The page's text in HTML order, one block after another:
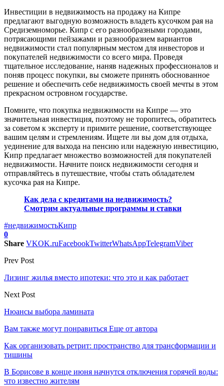
Инвестиции в недвижимость на продажу на Кипре
предлагают выгодную возможность владеть кусочком рая на
Средиземноморье. Кипр с его разнообразными городами,
потрясающими пейзажами и разнообразием вариантов
недвижимости стал популярным местом для инвесторов и
покупателей недвижимости со всего мира. Проведя
тщательное исследование, наняв надежных профессионалов и
поняв процесс покупки, вы сможете принять обоснованное
решение и обеспечить себе недвижимость своей мечты в этом
прекрасном островном государстве.
Помните, что покупка недвижимости на Кипре — это
значительная инвестиция, поэтому не торопитесь, обратитесь
за советом к эксперту и примите решение, соответствующее
вашим целям и стремлениям. Ищете ли вы дом для отдыха,
уединение для выхода на пенсию или надежную инвестицию,
Кипр предлагает множество возможностей для покупателей
недвижимости. Начните поиск недвижимости сегодня и
отправляйтесь в путешествие, чтобы стать обладателем
кусочка рая на Кипре.
Как дела с кредитами на недвижимость?
Смотрим актуальные программы и ставки
#недвижимостьКипр
0
Share VKOK.ruFacebookTwitterWhatsAppTelegramViber
Prev Post
Лизинг жилья вместо ипотеки: что это и как работает
Next Post
Нюансы выбора ламината
Вам также могут понравиться Еще от автора
Как организовать ретрит: пространство для трансформации и
тишины
В Борисове в конце июня начнутся отключения горячей воды:
что известно жителям